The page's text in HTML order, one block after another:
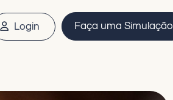
Login Faça uma Simulação